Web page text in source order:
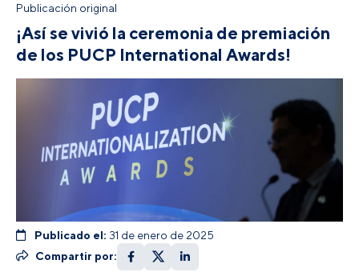
Publicación original
¡Así se vivió la ceremonia de premiación
de los PUCP International Awards!
Publicado el: 31 de enero de 2025
Compartir por: